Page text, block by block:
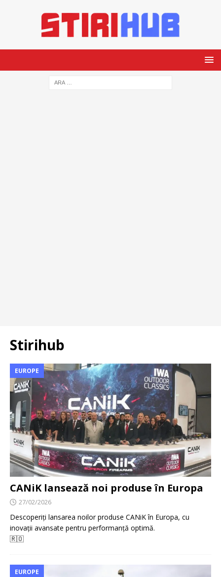
Stirihub
EUROPE
CANiK lansează noi produse în Europa
27/02/2026
Descoperiți lansarea noilor produse CANiK în Europa, cu
inovații avansate pentru performanță optimă.
🇷🇴
EUROPE